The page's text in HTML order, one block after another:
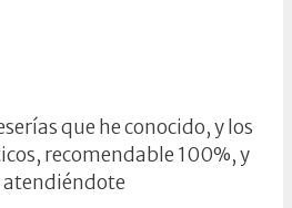
que he conocido, y los
recomendable 100%, y
atendiéndote